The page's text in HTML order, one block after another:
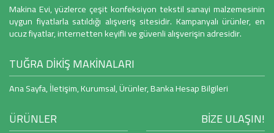
Makina Evi, yüzlerce çeşit konfeksiyon tekstil sanayi malzemesinin
uygun fiyatlarla satıldığı alışveriş sitesidir. Kampanyalı ürünler, en
ucuz fiyatlar, internetten keyifli ve güvenli alışverişin adresidir.
TUĞRA DİKİŞ MAKİNALARI
Ana Sayfa,İletişim,Kurumsal,Ürünler,Banka Hesap Bilgileri
ÜRÜNLER BİZE ULAŞIN!